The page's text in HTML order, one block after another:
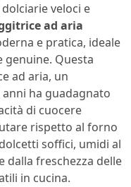
veloci e
ad aria
e pratica, ideale
Questa
ad aria, un
ha guadagnato
di cuocere
rispetto al forno
soffici, umidi al
dalla freschezza delle
in cucina.